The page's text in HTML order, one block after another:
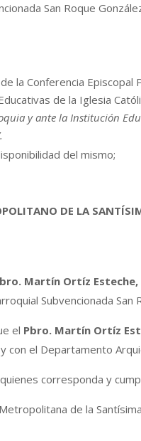
San Roque
la Conferencia Episcopal
de la Iglesia
y ante la Institución
del mismo;
DE LA
Martín Ortíz Esteche,
Subvencionada San
el Pbro. Martín Ortíz
con el Departamento
corresponda y
de la